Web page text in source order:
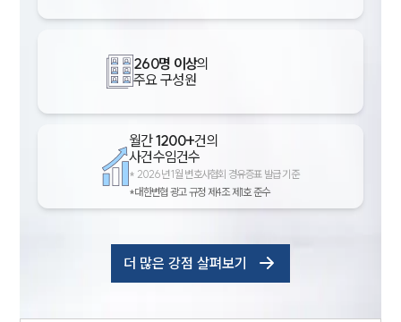
260명 이상의
주요 구성원
월간1200+건의
사건수임건수
* 2026년 1월 변호사협회 경유증표 발급 기준
*대한변협 광고 규정 제4조 제1호 준수
더 많은 강점 살펴보기